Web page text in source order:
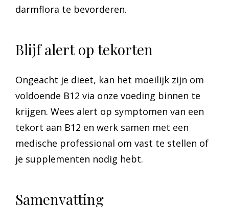
darmflora te bevorderen.
Blijf alert op tekorten
Ongeacht je dieet, kan het moeilijk zijn om
voldoende B12 via onze voeding binnen te
krijgen. Wees alert op symptomen van een
tekort aan B12 en werk samen met een
medische professional om vast te stellen of
je supplementen nodig hebt.
Samenvatting